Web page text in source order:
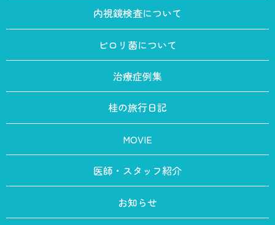
内視鏡検査について
ピロリ菌について
治療症例集
桂の旅行日記
MOVIE
医師・スタッフ紹介
お知らせ